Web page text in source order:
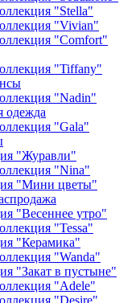
"Stella"
"Vivian"
"Comfort"
"Tiffany"
"Nadin"
одежда
"Gala"
"Журавли"
"Nina"
"Мини цветы"
"Весеннее утро"
"Tessa"
"Керамика"
"Wanda"
"Закат в пустыне"
"Adele"
"Desire"